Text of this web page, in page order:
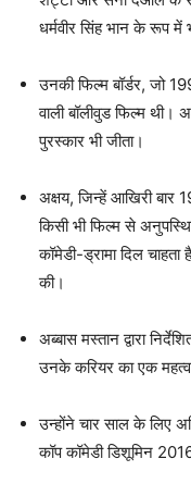
धर्मवीर सिंह भान के रूप में
उनकी फिल्म बॉर्डर, जो
वाली बॉलीवुड फिल्म थी।
पुरस्कार भी जीता।
अक्षय, जिन्हें आखिरी
किसी भी फिल्म से
कॉमेडी-ड्रामा दिल
की।
अब्बास मस्तान द्वारा
उनके करियर का एक
उन्होंने चार साल के लिए
कॉप कॉमेडी डिशूमिन